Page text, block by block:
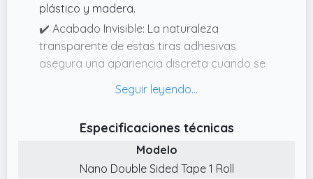
plástico y madera.
✔️ Acabado Invisible: La naturaleza
transparente de estas tiras adhesivas
asegura una apariencia discreta cuando se
donde la estética es importante.
reutilizable y lavable, la cinta adhesiva nano
mantiene sus propiedades adhesivas incluso
después de ser limpiada con agua, lo que la
Especificaciones técnicas
Modelo
Nano Double Sided Tape 1 Roll